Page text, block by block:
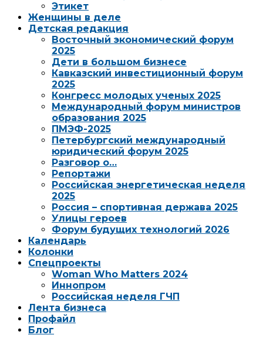
Этикет
Женщины в деле
Детская редакция
Восточный экономический форум
2025
Дети в большом бизнесе
Кавказский инвестиционный форум
2025
Конгресс молодых ученых 2025
Международный форум министров
образования 2025
ПМЭФ-2025
Петербургский международный
юридический форум 2025
Разговор о…
Репортажи
Российская энергетическая неделя
2025
Россия – спортивная держава 2025
Улицы героев
Форум будущих технологий 2026
Календарь
Колонки
Спецпроекты
Woman Who Matters 2024
Иннопром
Российская неделя ГЧП
Лента бизнеса
Профайл
Блог